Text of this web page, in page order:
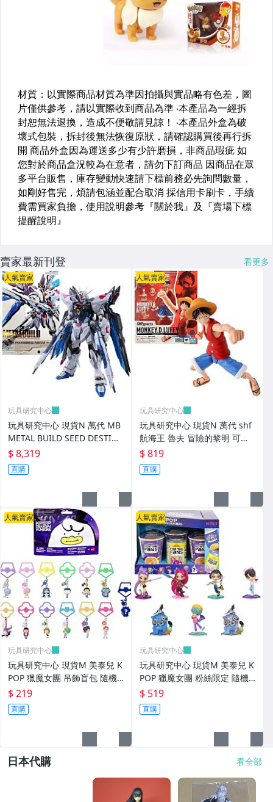
賣家最新刊登 看更多
人氣賣家
玩具研究中心
玩具研究中心 現貨N 萬代 MB
METAL BUILD SEED DESTINY
攻擊自由鋼彈 Revival 代理
$ 8,319
直購
人氣賣家
玩具研究中心
玩具研究中心 現貨N 萬代 shf
航海王 魯夫 冒險的黎明 可動
完成品 代理版
$ 819
直購
人氣賣家
玩具研究中心
玩具研究中心 現貨M 美泰兒 K
POP 獵魔女團 吊飾盲包 隨機
出貨一款
$ 219
直購
人氣賣家
玩具研究中心
玩具研究中心 現貨M 美泰兒 K
POP 獵魔女團 粉絲限定 隨機
出貨一款
$ 519
直購
日本代購 看全部